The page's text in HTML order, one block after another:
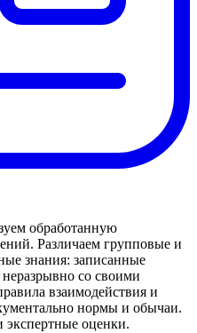
обработанную
Различаем групповые и
знания: записанные
со своими
взаимодействия и
нормы и обычаи.
оценки.